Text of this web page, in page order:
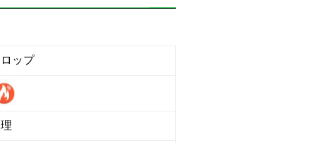
ップ